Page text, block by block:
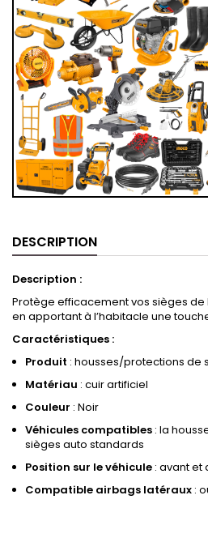
DESCRIPTION
Description :
Protège efficacement vos sièges
en apportant à l’habitacle une
Caractéristiques :
Produit : housses/protections de
Matériau : cuir artificiel
Couleur : Noir
Véhicules compatibles : la
sièges auto standards
Position sur le véhicule : avant et
Compatible airbags latéraux :